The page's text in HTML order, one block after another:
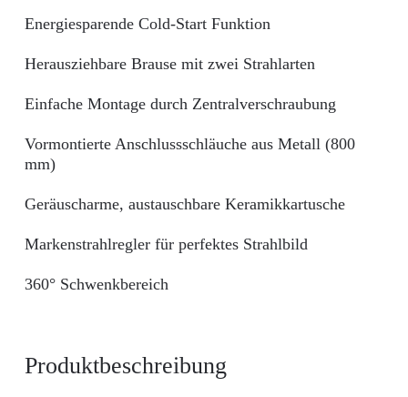
Produktbeschreibung
Energiesparende Cold-Start Funktion
Herausziehbare Brause mit zwei Strahlarten
Einfache Montage durch Zentralverschraubung
Vormontierte Anschlussschläuche aus Metall (800
mm)
Geräuscharme, austauschbare Keramikkartusche
Markenstrahlregler für perfektes Strahlbild
360° Schwenkbereich